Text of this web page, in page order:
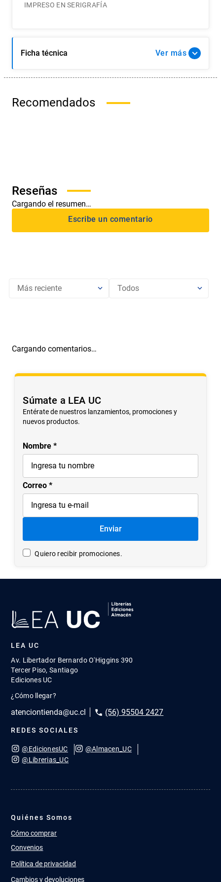
IMPRESO EN SERIGRAFÍA
Ficha técnica Ver
Recomendados
Cargando el resumen…
Más reciente Todos
Cargando comentarios…
Súmate a LEA UC
Entérate de nuestros lanzamientos, promociones y
nuevos productos.
Nombre
Correo
Enviar
Quiero recibir promociones.
LEA UC
Av. Libertador Bernardo O'Higgins 390
Tercer Piso, Santiago
Ediciones UC
¿Cómo llegar?
atenciontienda@uc.cl (56) 95504 2427
REDES SOCIALES
@EdicionesUC
@Almacen_UC
@Librerias_UC
Quiénes Somos
Cómo comprar
Convenios
Política de privacidad
Cambios y devoluciones